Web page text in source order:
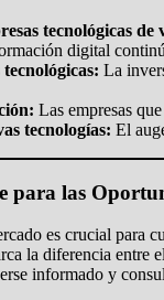
tecnológicas de
digital
La
Las empresas
tecnologías: El
para las
es crucial para
la diferencia entre
informado y